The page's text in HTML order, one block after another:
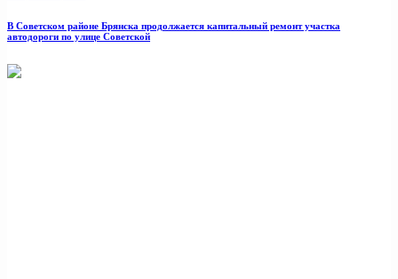
В Советском районе Брянска продолжается капитальный ремонт участка
автодороги по улице Советской